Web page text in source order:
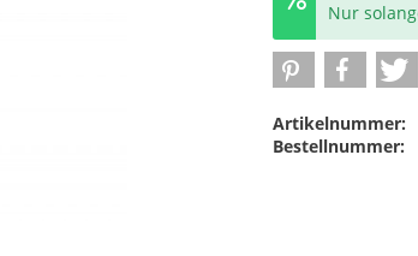
Nur
Artikelnummer:
Bestellnummer: